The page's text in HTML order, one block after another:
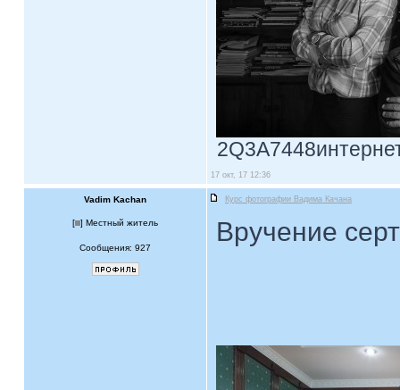
17 окт, 17 12:36
Vadim Kachan Курс фотографии Вадима Качана
[ ] Местный житель
Сообщения: 927
Вручение